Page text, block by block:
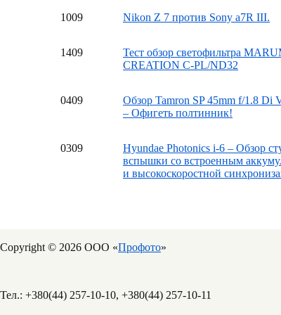
1009 Nikon Z 7 против Sony a7R III.
1409
Тест обзор светофильтра
CREATION C-PL/ND32
0409
Обзор Tamron SP 45mm f/1.8 Di
– Офигеть полтинник!
0309
Hyundae Photonics i-6 – Обзор
вспышки со встроенным
и высокоскоростной
Copyright © 2026 ООО «Профото»
Тел.: +380(44) 257-10-10, +380(44) 257-10-11